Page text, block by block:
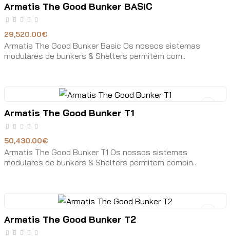
Armatis The Good Bunker BASIC
29,520.00€
Armatis The Good Bunker Basic Os nossos sistemas
modulares de bunkers & Shelters permitem com..
Armatis The Good Bunker T1
50,430.00€
Armatis The Good Bunker T1 Os nossos sistemas
modulares de bunkers & Shelters permitem combin..
Armatis The Good Bunker T2